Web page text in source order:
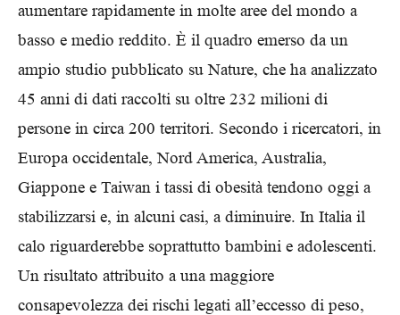
aumentare rapidamente in molte aree del mondo a
basso e medio reddito. È il quadro emerso da un
ampio studio pubblicato su Nature, che ha analizzato
45 anni di dati raccolti su oltre 232 milioni di
persone in circa 200 territori. Secondo i ricercatori, in
Europa occidentale, Nord America, Australia,
Giappone e Taiwan i tassi di obesità tendono oggi a
stabilizzarsi e, in alcuni casi, a diminuire. In Italia il
calo riguarderebbe soprattutto bambini e adolescenti.
Un risultato attribuito a una maggiore
consapevolezza dei rischi legati all’eccesso di peso,